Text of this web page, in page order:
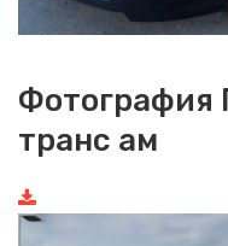
Фотография
транс ам